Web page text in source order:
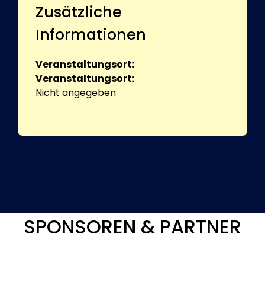
Zusätzliche
Informationen
Veranstaltungsort:
Veranstaltungsort:
Nicht angegeben
SPONSOREN & PARTNER